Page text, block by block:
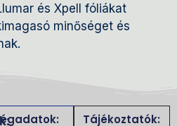
és Xpell fóliákat
minőséget és
Tájékoztatók: